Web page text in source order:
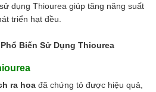
dụng Thiourea giúp tăng năng suất
triển hạt đều.
Biến Sử Dụng Thiourea
ra hoa đã chứng tỏ được hiệu quả,